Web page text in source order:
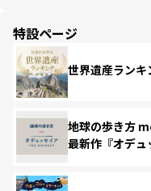
特設ページ
世界遺産ランキ
地球の歩き方
最新作『オデュ